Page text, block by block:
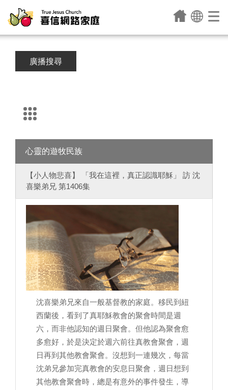
廣播搜尋
心靈的遊牧民族
【小人物悲喜】 「我在這裡，真正認識耶穌」 訪 沈
喜樂弟兄 第1406集
沈喜樂弟兄來自一般基督教的家庭。移民到紐
西蘭後，看到了真耶穌教會的聚會時間是週
六，而非他認知的週日聚會。但他認為聚會愈
多愈好，於是決定於週六前往真教會聚會，週
日再到其他教會聚會。沒想到一連幾次，每當
沈弟兄參加完真教會的安息日聚會，週日想到
其他教會聚會時，總是有意外的事件發生，導